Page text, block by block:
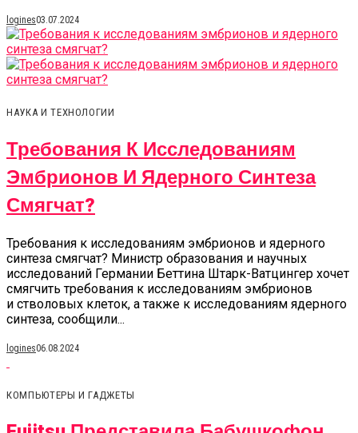
logines03.07.2024
НАУКА И ТЕХНОЛОГИИ
Требования К Исследованиям
Эмбрионов И Ядерного Синтеза
Смягчат?
Требования к исследованиям эмбрионов и ядерного
синтеза смягчат? Министр образования и научных
исследований Германии Беттина Штарк-Ватцингер хочет
смягчить требования к исследованиям эмбрионов
и стволовых клеток, а также к исследованиям ядерного
синтеза, сообщили...
logines06.08.2024
КОМПЬЮТЕРЫ И ГАДЖЕТЫ